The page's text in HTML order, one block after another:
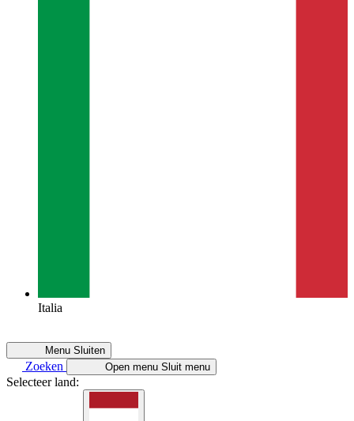
Italia
Menu Sluiten
Zoeken Open menu Sluit menu
Selecteer land: